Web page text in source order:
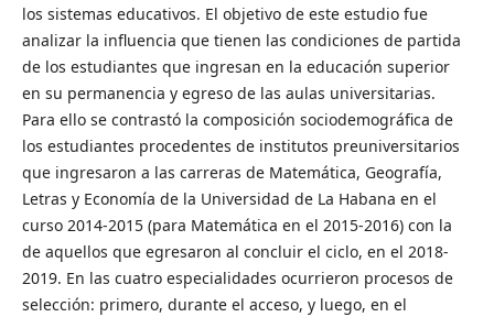
los sistemas educativos. El objetivo de este estudio fue
analizar la influencia que tienen las condiciones de partida
de los estudiantes que ingresan en la educación superior
en su permanencia y egreso de las aulas universitarias.
Para ello se contrastó la composición sociodemográfica de
los estudiantes procedentes de institutos preuniversitarios
que ingresaron a las carreras de Matemática, Geografía,
Letras y Economía de la Universidad de La Habana en el
curso 2014-2015 (para Matemática en el 2015-2016) con la
de aquellos que egresaron al concluir el ciclo, en el 2018-
2019. En las cuatro especialidades ocurrieron procesos de
selección: primero, durante el acceso, y luego, en el